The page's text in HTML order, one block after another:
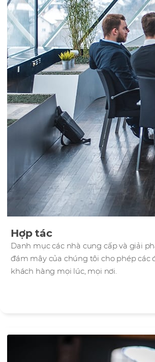
Hợp tác
Danh mục các nhà cung cấp và giải
đám mây của chúng tôi cho phép các
khách hàng mọi lúc, mọi nơi.